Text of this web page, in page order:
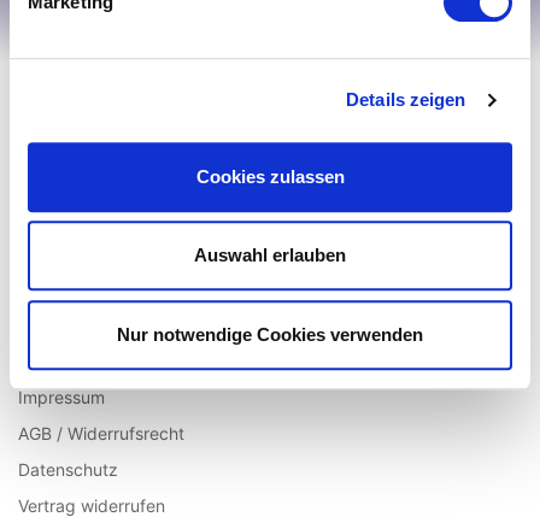
Details zeigen
Cookies zulassen
Auswahl erlauben
Nur notwendige Cookies verwenden
Impressum
AGB / Widerrufsrecht
Datenschutz
Vertrag widerrufen